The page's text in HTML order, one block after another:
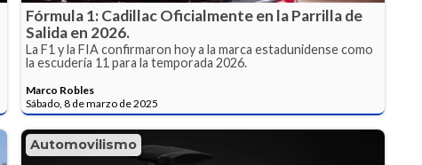
Fórmula 1: Cadillac Oficialmente en la Parrilla de
Salida en 2026.
La F1 y la FIA confirmaron hoy a la marca estadunidense como
la escudería 11 para la temporada 2026.
Marco Robles
Sábado, 8 de marzo de 2025
Automovilismo